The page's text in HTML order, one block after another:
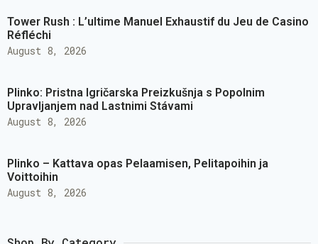
Tower Rush : L’ultime Manuel Exhaustif du Jeu de Casino
Réfléchi
August 8, 2026
Plinko: Pristna Igričarska Preizkušnja s Popolnim
Upravljanjem nad Lastnimi Stávami
August 8, 2026
Plinko – Kattava opas Pelaamisen, Pelitapoihin ja
Voittoihin
August 8, 2026